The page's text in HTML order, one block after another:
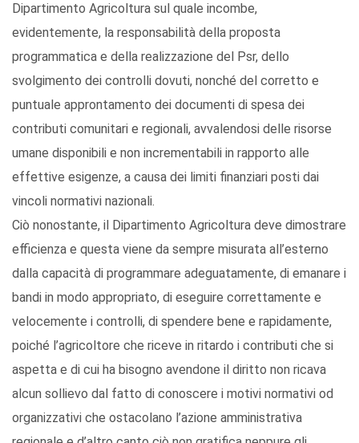
Dipartimento Agricoltura sul quale incombe,
evidentemente, la responsabilità della proposta
programmatica e della realizzazione del Psr, dello
svolgimento dei controlli dovuti, nonché del corretto e
puntuale approntamento dei documenti di spesa dei
contributi comunitari e regionali, avvalendosi delle risorse
umane disponibili e non incrementabili in rapporto alle
effettive esigenze, a causa dei limiti finanziari posti dai
vincoli normativi nazionali.
Ciò nonostante, il Dipartimento Agricoltura deve dimostrare
efficienza e questa viene da sempre misurata all’esterno
dalla capacità di programmare adeguatamente, di emanare i
bandi in modo appropriato, di eseguire correttamente e
velocemente i controlli, di spendere bene e rapidamente,
poiché l’agricoltore che riceve in ritardo i contributi che si
aspetta e di cui ha bisogno avendone il diritto non ricava
alcun sollievo dal fatto di conoscere i motivi normativi od
organizzativi che ostacolano l’azione amministrativa